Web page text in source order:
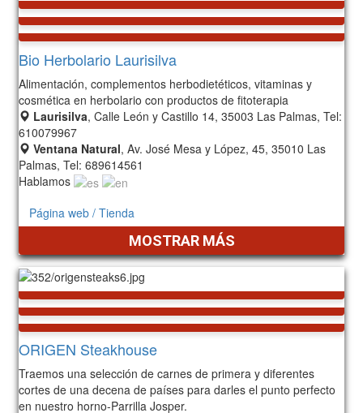
Bio Herbolario Laurisilva
Alimentación, complementos herbodietéticos, vitaminas y
cosmética en herbolario con productos de fitoterapia
Laurisilva, Calle León y Castillo 14, 35003 Las Palmas, Tel:
610079967
Ventana Natural, Av. José Mesa y López, 45, 35010 Las
Palmas, Tel: 689614561
Hablamos
Página web / Tienda
MOSTRAR MÁS
ORIGEN Steakhouse
Traemos una selección de carnes de primera y diferentes
cortes de una decena de países para darles el punto perfecto
en nuestro horno-Parrilla Josper.